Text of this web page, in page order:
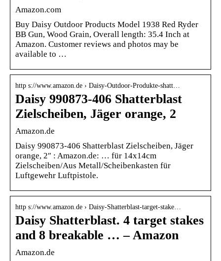
Amazon.com
Buy Daisy Outdoor Products Model 1938 Red Ryder
BB Gun, Wood Grain, Overall length: 35.4 Inch at
Amazon. Customer reviews and photos may be
available to …
http s://www.amazon.de › Daisy-Outdoor-Produkte-shatt…
Daisy 990873-406 Shatterblast
Zielscheiben, Jäger orange, 2
Amazon.de
Daisy 990873-406 Shatterblast Zielscheiben, Jäger
orange, 2″ : Amazon.de: … für 14x14cm
Zielscheiben/Aus Metall/Scheibenkasten für
Luftgewehr Luftpistole.
http s://www.amazon.de › Daisy-Shatterblast-target-stake…
Daisy Shatterblast. 4 target stakes
and 8 breakable … – Amazon
Amazon.de